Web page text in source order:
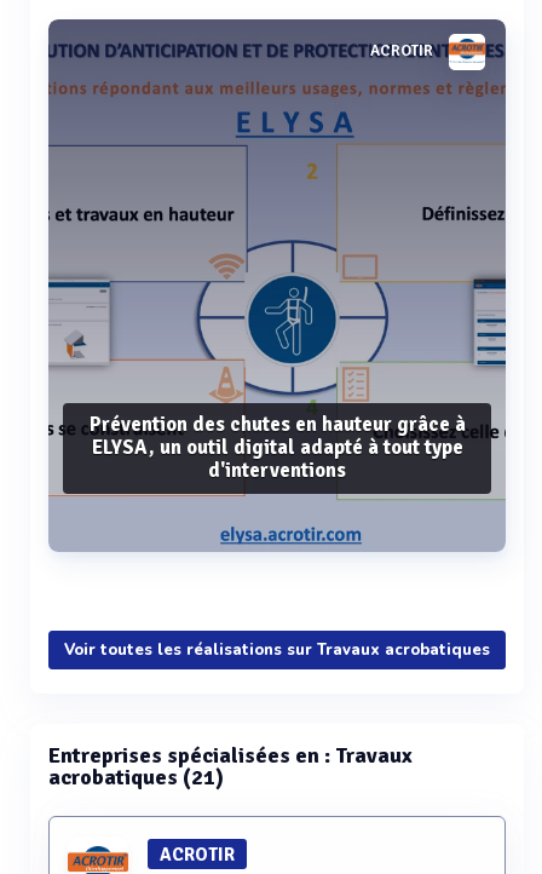
Voir plus ACROTIR
Prévention des chutes en hauteur grâce à
ELYSA, un outil digital adapté à tout type
d'interventions
Voir plus
Voir toutes les réalisations sur Travaux acrobatiques
Entreprises spécialisées en : Travaux
acrobatiques (21)
ACROTIR